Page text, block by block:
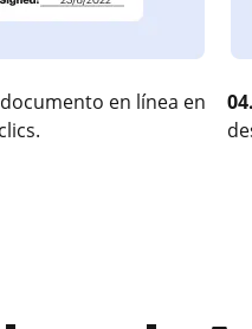
en línea en
04.